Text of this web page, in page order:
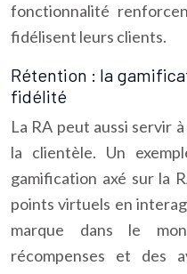
fonctionnalité
fidélisent leurs clients.
Rétention : la
fidélité
La RA peut aussi servir
la clientèle. Un
gamification axé sur la
points virtuels en
marque dans le
récompenses et des